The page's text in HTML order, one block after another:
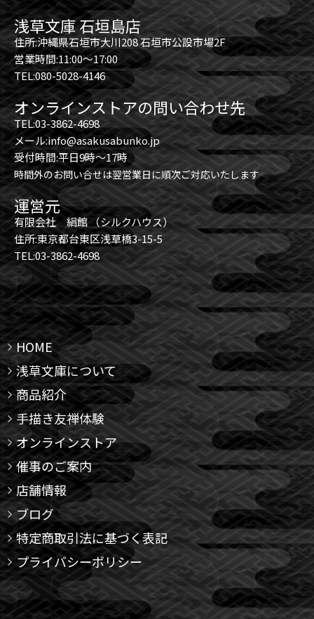
浅草文庫 石垣島店
住所:沖縄県石垣市大川208 石垣市公設市場2F
営業時間:11:00～17:00
TEL:080-5028-4146
オンラインストアの問い合わせ先
TEL:03-3862-4698
メール:info@asakusabunko.jp
受付時間:平日9時～17時
時間外のお問い合せは翌営業日に順次ご対応いたします
運営元
有限会社 絹館 （シルクハウス）
住所:東京都台東区浅草橋3-15-5
TEL:03-3862-4698
HOME
浅草文庫について
商品紹介
手描き友禅体験
オンラインストア
催事のご案内
店舗情報
ブログ
特定商取引法に基づく表記
プライバシーポリシー